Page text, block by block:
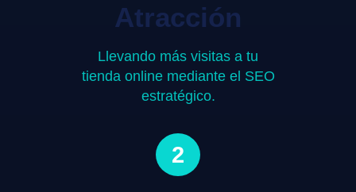
Atracción
Llevando más visitas a tu
tienda online mediante el SEO
estratégico.
2